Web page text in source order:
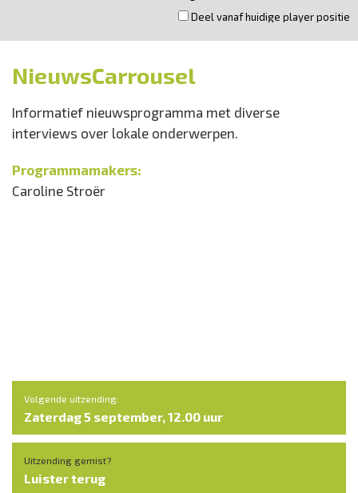
Deel vanaf huidige player positie
NieuwsCarrousel
Informatief nieuwsprogramma met diverse
interviews over lokale onderwerpen.
Programmamakers:
Caroline Stroër
Volgende uitzending:
Zaterdag 5 september, 12.00 uur
Uitzending gemist?
Luister terug